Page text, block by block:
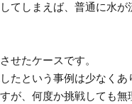
てしまえば、普通に水が
せたケースです。
たという事例は少なくあ
が、何度か挑戦しても無